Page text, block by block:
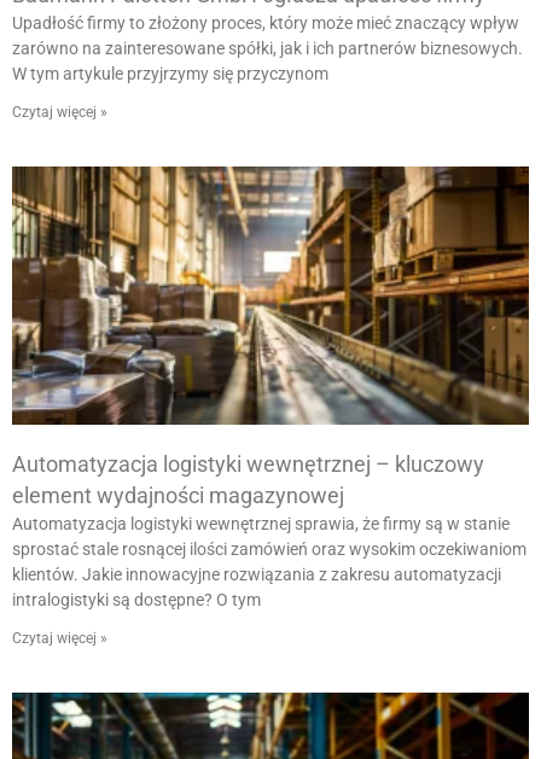
Upadłość firmy to złożony proces, który może mieć znaczący wpływ
zarówno na zainteresowane spółki, jak i ich partnerów biznesowych.
W tym artykule przyjrzymy się przyczynom
Czytaj więcej »
Automatyzacja logistyki wewnętrznej – kluczowy
element wydajności magazynowej
Automatyzacja logistyki wewnętrznej sprawia, że firmy są w stanie
sprostać stale rosnącej ilości zamówień oraz wysokim oczekiwaniom
klientów. Jakie innowacyjne rozwiązania z zakresu automatyzacji
intralogistyki są dostępne? O tym
Czytaj więcej »